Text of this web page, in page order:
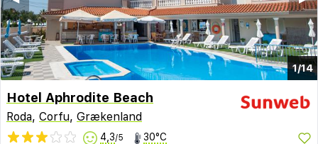
1/14
Hotel Aphrodite Beach
Roda, Corfu, Grækenland
4,3/5 30°C